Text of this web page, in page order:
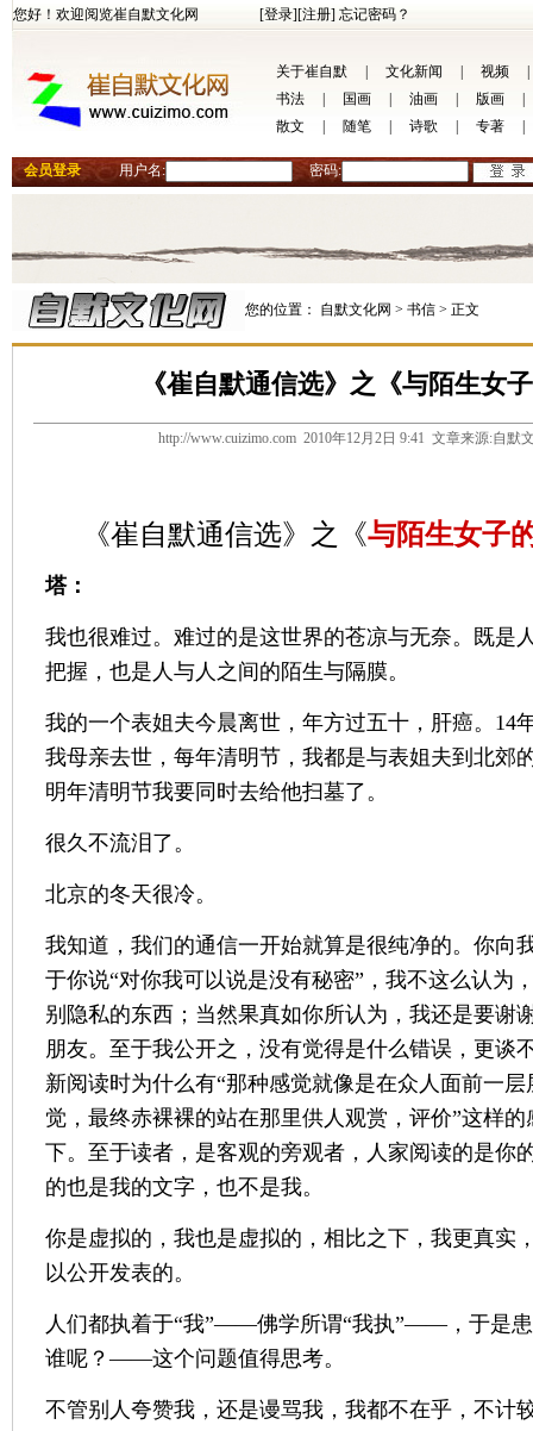
您好！欢迎阅览崔自默文化网 [登录][注册] 忘记密码？
关于崔自默 文化新闻 视频
书法
国画 油画 版画
散文
随笔 诗歌 专著
会员登录 用户名: 密码:
您的位置： 自默文化网 > 书信 > 正文
《崔自默通信选》之《与陌生女
http://www.cuizimo.com 2010年12月2日 9:41 文章来源:自默
《崔自默通信选》之《与陌生女子
塔：
我也很难过。难过的是这世界的苍凉与无奈。既是
把握，也是人与人之间的陌生与隔膜。
我的一个表姐夫今晨离世，年方过五十，肝癌。14
我母亲去世，每年清明节，我都是与表姐夫到北郊
明年清明节我要同时去给他扫墓了。
很久不流泪了。
北京的冬天很冷。
我知道，我们的通信一开始就算是很纯净的。你向
于你说“对你我可以说是没有秘密”，我不这么认为
别隐私的东西；当然果真如你所认为，我还是要谢
朋友。至于我公开之，没有觉得是什么错误，更谈
新阅读时为什么有“那种感觉就像是在众人面前一
觉，最终赤裸裸的站在那里供人观赏，评价”这样
下。至于读者，是客观的旁观者，人家阅读的是你
的也是我的文字，也不是我。
你是虚拟的，我也是虚拟的，相比之下，我更真实
以公开发表的。
人们都执着于“我”——佛学所谓“我执”——，于是
谁呢？——这个问题值得思考。
不管别人夸赞我，还是谩骂我，我都不在乎，不计